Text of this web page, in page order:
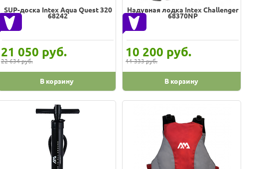
SUP-доска Intex Aqua Quest 320
68242
21 050 руб.
22 634 руб.
В корзину
Надувная лодка Intex Challenger
68370NP
10 200 руб.
11 333 руб.
В корзину